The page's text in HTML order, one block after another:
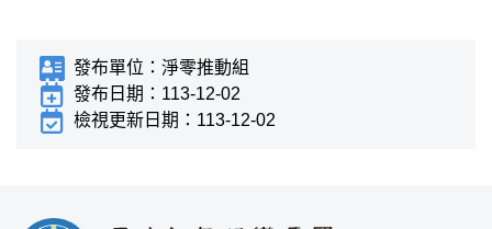
發布單位： 淨零推動組
發布日期： 113-12-02
檢視更新日期： 113-12-02